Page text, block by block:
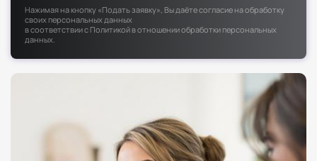
Нажимая на кнопку «Подать заявку», Вы даёте согласие на обработку
своих персональных данных
в соответствии сПолитикой в отношении обработки персональных
данных.